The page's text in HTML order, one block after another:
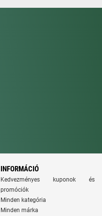
INFORMÁCIÓ
Kedvezményes kuponok és
promóciók
Minden kategória
Minden márka